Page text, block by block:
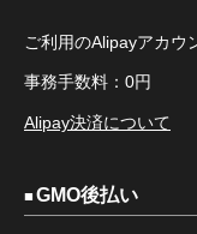
ご利用のAlipayアカウ
事務手数料：0円
Alipay決済について
GMO後払い